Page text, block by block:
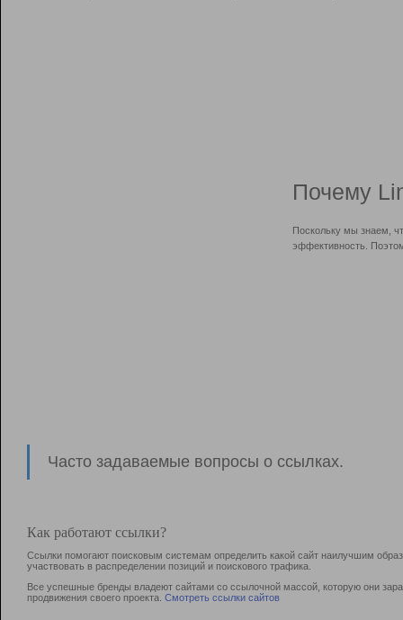
Почему
Поскольку мы знаем,
эффективность.
Часто задаваемые вопросы о ссылках.
Как работают ссылки?
Ссылки помогают поисковым системам определить какой сайт наилучшим
участвовать в раcпределении позиций и поискового трафика.
Все успешные бренды владеют сайтами со ссылочной массой, которую они
продвижения своего проекта. Смотреть ссылки сайтов